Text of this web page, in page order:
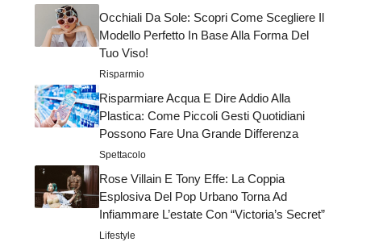
Occhiali Da Sole: Scopri Come Scegliere Il
Modello Perfetto In Base Alla Forma Del
Tuo Viso!
Risparmio
Risparmiare Acqua E Dire Addio Alla
Plastica: Come Piccoli Gesti Quotidiani
Possono Fare Una Grande Differenza
Spettacolo
Rose Villain E Tony Effe: La Coppia
Esplosiva Del Pop Urbano Torna Ad
Infiammare L’estate Con “Victoria’s Secret”
Lifestyle